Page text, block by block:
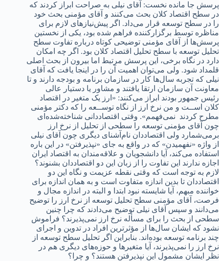
پرسش جا مانده نخست: آقای نیلی به صراحت ابراز کردند که
در سطح اقتصاد کلان بحث می‌کنند و آقای مؤمنی بحث خود
را در سطح توسعه قرار می‌داد. اگر پیش‌نیازهای لازم برای
مناظره توسط برگزارکننده فراهم شده بود، یکی از نخستین‌
پرسش‌ها از آقای مؤمنی توضیحی کوتاه درباره تفاوت سطح
تحلیل توسعه با سطح تحلیل اقتصاد کلان بود. اگر چه امکان
دارد در نگاه برخی، این پرسش مرتبط اما بیرون از بحث اصلی
قلمداد شود. ولی می‌توان اهمیت آن را در اینجا یافت که آقای
نیلی که تجربه سال‌ها کار در سازمان برنامه و بودجه دارند و تا
معاونت آن سازمان ارتقا یافتند و مشاور یا دستیار عالی
رئیس جمهور بودند ابراز می‌کنند: «ارز یک متغیر در اقتصاد
کلان اســت و من نرخ ارز از نگاه توســعه را که دکتر مؤمنی
مطرح کردند نمی‌فهمم». وقتی اقتصاددانی شناخته‌شده‌ای
چون آقای مؤمنی توسعه را سطحی از تحلیل از نرخ ارز
برمی‌شمارد ولی اقتصاددان نام‌آشنای دیگری چون آقای نیلی
از واژه «نفهمیدن» که در واقع به جای «نپذیرفتن» در این باره
استفاده می‌کند، آیا دانشجویان و علاقه‌مندان به اقتصاد ایران
اجازه ندارند این تفاوت را از زبان این دو اقتصاددان بشنوند؟
لازم به توجه است که وقتی نقطه عزیمت و نگاه این دو
اقتصاددان تا بدین اندازه متفاوت است و به همان اندازه برای
خواننده مبهم، آیا شایسته نبود ابتدا و البته در اندازه مجال و
فرصت، آقای مؤمنی سطح تحلیل توسعه از نرخ ارز را توضیح
می‌دانند و سپس آقای نیلی توضیح می‌دادند که چرا چنین
سطحی از بحث را برای مسأله نرخ ارز نمی‌پذیرند؟ فراموش
نشود که ایشان سال‌ها از مؤثرترین افراد در تدوین و اجرای
چند برنامه توسعه بوده‌اند. بنابراین اگر تحلیل سطح توسعه از
نرخ ارز را نمی‌پذیرند، آیا متغیرها و حوزه‌های دیگری هم در
نظر ایشان مشمول این نپذیرفتن هستند؟ و چرا؟